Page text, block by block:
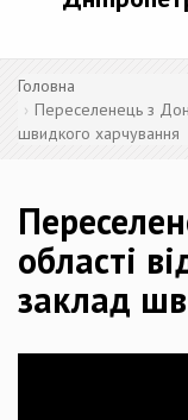
Головна
Переселенець з
швидкого харчування
області
заклад